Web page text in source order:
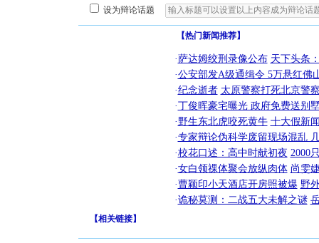
设为辩论话题
【热门新闻推荐】
·萨达姆绞刑录像公布 天下头条
·公安部发A级通缉令 5万悬红佛
·纪念逝者 太原警察打死北京警
·丁俊晖豪宅曝光 政府免费送别
·野生东北虎咬死黄牛 十大假新
·专家辩论伪科学废留现场混乱
·校花口述：高中时献初夜 2000
·女白领祼体聚会放纵肉体 尚雯
·曹颖印小天酒店开房照被爆 野
·诡秘莫测：二战五大未解之谜
【相关链接】